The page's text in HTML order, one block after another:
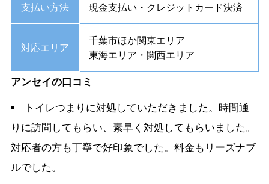
支払い方法 現金支払い・クレジットカード決済
対応エリア
千葉市ほか関東エリア
東海エリア・関西エリア
アンセイの口コミ
トイレつまりに対処していただきました。時間通
りに訪問してもらい、素早く対処してもらいました。
対応者の方も丁寧で好印象でした。料金もリーズナブ
ルでした。